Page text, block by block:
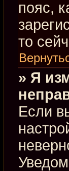
пояс,
то
» Я
Если